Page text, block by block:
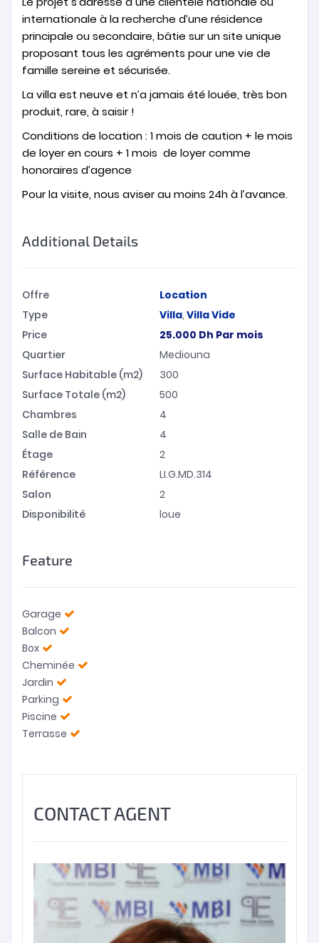
internationale à la recherche d’une résidence
principale ou secondaire, bâtie sur un site unique
proposant tous les agréments pour une vie de
famille sereine et sécurisée.
La villa est neuve et n’a jamais été louée, très bon
produit, rare, à saisir !
Conditions de location : 1 mois de caution + le mois
de loyer en cours + 1 mois de loyer comme
honoraires d’agence
Pour la visite, nous aviser au moins 24h à l’avance.
Additional Details
Offre
Location
Type
Villa, Villa Vide
Price
25.000 Dh Par mois
Quartier
Mediouna
Surface Habitable (m2)
300
Surface Totale (m2)
500
Chambres
4
Salle de Bain
4
Étage
2
Référence
LI.G.MD.314
Salon
2
Disponibilité
loue
Feature
Garage
Balcon
Box
Cheminée
Jardin
Parking
Piscine
Terrasse
CONTACT AGENT